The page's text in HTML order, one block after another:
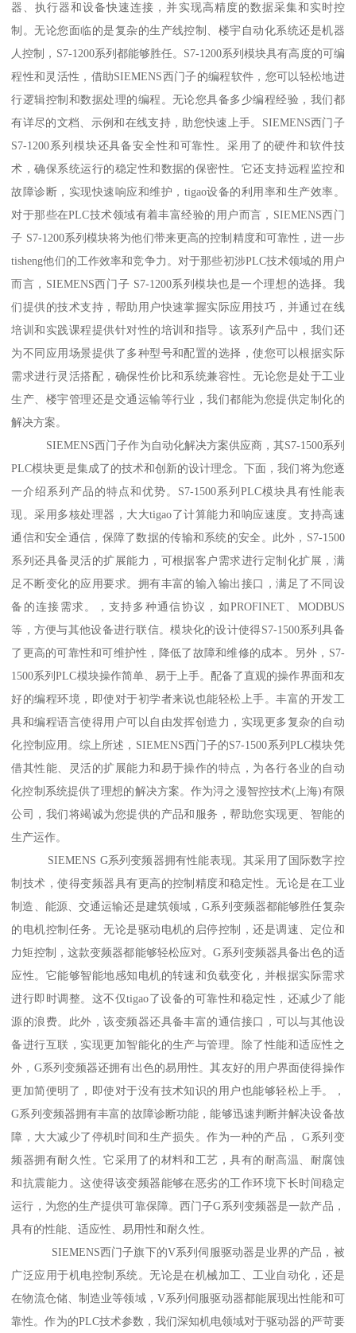
器、执行器和设备快速连接，并实现高精度的数据采集和实时控
制。无论您面临的是复杂的生产线控制、楼宇自动化系统还是机器
人控制，S7-1200系列都能够胜任。S7-1200系列模块具有高度的可编
程性和灵活性，借助SIEMENS西门子的编程软件，您可以轻松地进
行逻辑控制和数据处理的编程。无论您具备多少编程经验，我们都
有详尽的文档、示例和在线支持，助您快速上手。SIEMENS西门子
S7-1200系列模块还具备安全性和可靠性。采用了的硬件和软件技
术，确保系统运行的稳定性和数据的保密性。它还支持远程监控和
故障诊断，实现快速响应和维护，tigao设备的利用率和生产效率。
对于那些在PLC技术领域有着丰富经验的用户而言，SIEMENS西门
子 S7-1200系列模块将为他们带来更高的控制精度和可靠性，进一步
tisheng他们的工作效率和竞争力。对于那些初涉PLC技术领域的用户
而言，SIEMENS西门子 S7-1200系列模块也是一个理想的选择。我
们提供的技术支持，帮助用户快速掌握实际应用技巧，并通过在线
培训和实践课程提供针对性的培训和指导。该系列产品中，我们还
为不同应用场景提供了多种型号和配置的选择，使您可以根据实际
需求进行灵活搭配，确保性价比和系统兼容性。无论您是处于工业
生产、楼宇管理还是交通运输等行业，我们都能为您提供定制化的
解决方案。
SIEMENS西门子作为自动化解决方案供应商，其S7-1500系列
PLC模块更是集成了的技术和创新的设计理念。下面，我们将为您逐
一介绍系列产品的特点和优势。S7-1500系列PLC模块具有性能表
现。采用多核处理器，大大tigao了计算能力和响应速度。支持高速
通信和安全通信，保障了数据的传输和系统的安全。此外，S7-1500
系列还具备灵活的扩展能力，可根据客户需求进行定制化扩展，满
足不断变化的应用要求。拥有丰富的输入输出接口，满足了不同设
备的连接需求。，支持多种通信协议，如PROFINET、MODBUS
等，方便与其他设备进行联信。模块化的设计使得S7-1500系列具备
了更高的可靠性和可维护性，降低了故障和维修的成本。另外，S7-
1500系列PLC模块操作简单、易于上手。配备了直观的操作界面和友
好的编程环境，即使对于初学者来说也能轻松上手。丰富的开发工
具和编程语言使得用户可以自由发挥创造力，实现更多复杂的自动
化控制应用。综上所述，SIEMENS西门子的S7-1500系列PLC模块凭
借其性能、灵活的扩展能力和易于操作的特点，为各行各业的自动
化控制系统提供了理想的解决方案。作为浔之漫智控技术(上海)有限
公司，我们将竭诚为您提供的产品和服务，帮助您实现更、智能的
生产运作。
SIEMENS G系列变频器拥有性能表现。其采用了国际数字控
制技术，使得变频器具有更高的控制精度和稳定性。无论是在工业
制造、能源、交通运输还是建筑领域，G系列变频器都能够胜任复杂
的电机控制任务。无论是驱动电机的启停控制，还是调速、定位和
力矩控制，这款变频器都能够轻松应对。G系列变频器具备出色的适
应性。它能够智能地感知电机的转速和负载变化，并根据实际需求
进行即时调整。这不仅tigao了设备的可靠性和稳定性，还减少了能
源的浪费。此外，该变频器还具备丰富的通信接口，可以与其他设
备进行互联，实现更加智能化的生产与管理。除了性能和适应性之
外，G系列变频器还拥有出色的易用性。其友好的用户界面使得操作
更加简便明了，即使对于没有技术知识的用户也能够轻松上手。，
G系列变频器拥有丰富的故障诊断功能，能够迅速判断并解决设备故
障，大大减少了停机时间和生产损失。作为一种的产品， G系列变
频器拥有耐久性。它采用了的材料和工艺，具有的耐高温、耐腐蚀
和抗震能力。这使得该变频器能够在恶劣的工作环境下长时间稳定
运行，为您的生产提供可靠保障。西门子G系列变频器是一款产品，
具有的性能、适应性、易用性和耐久性。
SIEMENS西门子旗下的V系列伺服驱动器是业界的产品，被
广泛应用于机电控制系统。无论是在机械加工、工业自动化，还是
在物流仓储、制造业等领域，V系列伺服驱动器都能展现出性能和可
靠性。作为的PLC技术参数，我们深知机电领域对于驱动器的严苛要